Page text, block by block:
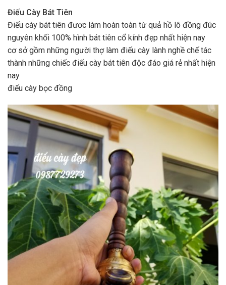
Điếu Cày Bát Tiên
Điếu cày bát tiên đươc làm hoàn toàn từ quả hồ lô đồng đúc
nguyên khối 100% hình bát tiên cổ kính đẹp nhất hiện nay
cơ sở gồm những người thợ làm điếu cày lành nghề chế tác
thành những chiếc điếu cày bát tiên độc đáo giá rẻ nhất hiện
nay
điếu cày bọc đồng